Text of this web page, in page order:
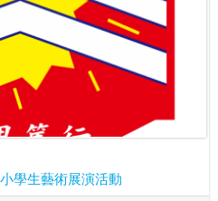
學生藝術展演活動